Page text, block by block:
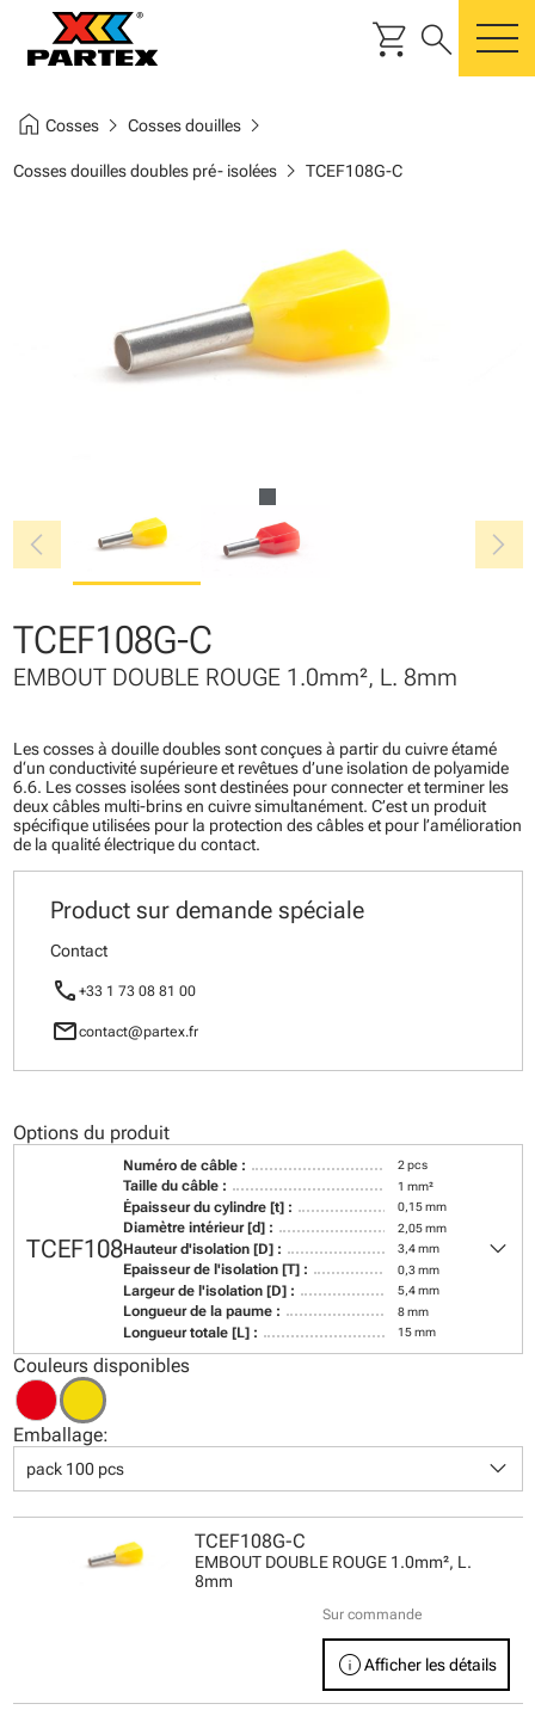
shopping_cart search
home Cosseschevron_right Cosses douilleschevron_right
Cosses douilles doubles pré- isoléeschevron_right TCEF108G-C
chevron_left chevron_right
TCEF108G-C
EMBOUT DOUBLE ROUGE 1.0mm², L. 8mm
Les cosses à douille doubles sont conçues à partir du cuivre étamé
d‘un conductivité supérieure et revêtues d’une isolation de polyamide
6.6. Les cosses isolées sont destinées pour connecter et terminer les
deux câbles multi-brins en cuivre simultanément. C’est un produit
spécifique utilisées pour la protection des câbles et pour l’amélioration
de la qualité électrique du contact.
Product sur demande spéciale
Contact
call +33 1 73 08 81 00
mailcontact@partex.fr
Options du produit
TCEF108
Numéro de câble : 2 pcs
Taille du câble : 1 mm²
Épaisseur du cylindre [t] : 0,15 mm
Diamètre intérieur [d] : 2,05 mm
Hauteur d'isolation [D] : 3,4 mm
Epaisseur de l'isolation [T] : 0,3 mm
Largeur de l'isolation [D] : 5,4 mm
Longueur de la paume : 8 mm
Longueur totale [L] : 15 mm
keyboard_arrow_down
Couleurs disponibles
Emballage:
pack 100 pcs keyboard_arrow_down
TCEF108G-C
EMBOUT DOUBLE ROUGE 1.0mm², L.
8mm
Sur commande
infoAfficher les détails